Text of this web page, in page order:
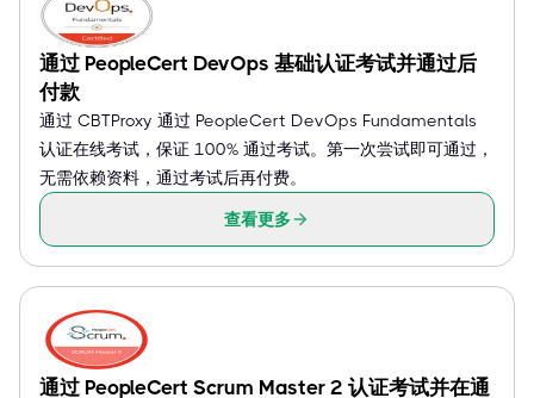
通过 PeopleCert DevOps 基础认证考试并通过后
付款
通过 CBTProxy 通过 PeopleCert DevOps Fundamentals
认证在线考试，保证 100% 通过考试。第一次尝试即可通过，
无需依赖资料，通过考试后再付费。
查看更多
通过 PeopleCert Scrum Master 2 认证考试并在通